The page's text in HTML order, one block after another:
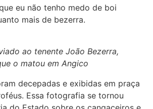
eu não tenho medo de boi
mais de bezerra.
ao tenente João Bezerra,
o matou em Angico
decepadas e exibidas em praça
Essa fotografia se tornou